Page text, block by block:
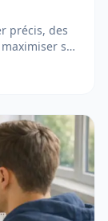
précis, des
ses
et